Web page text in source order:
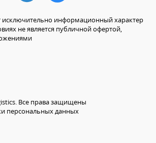
исключительно информационный характер
не является публичной офертой,
Все права защищены
персональных данных